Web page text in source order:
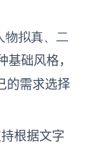
物拟真、二
础风格，
的需求选择
根据文字